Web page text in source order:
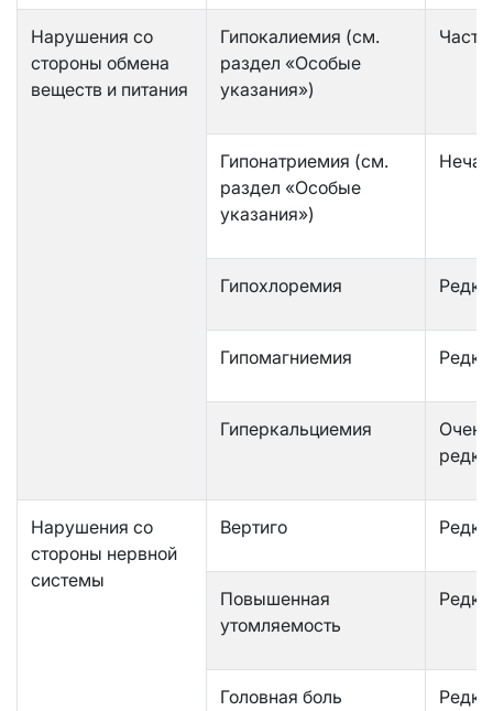
Нарушения со
стороны обмена
веществ и питания
Гипокалиемия (см.
раздел «Особые
указания»)
Часто
Гипонатриемия (см.
раздел «Особые
указания»)
Гипохлоремия Редко
Гипомагниемия Редко
Гиперкальциемия
Очень
редко
Нарушения со
стороны нервной
системы
Вертиго Редко
Повышенная
утомляемость
Редко
Головная боль Редко